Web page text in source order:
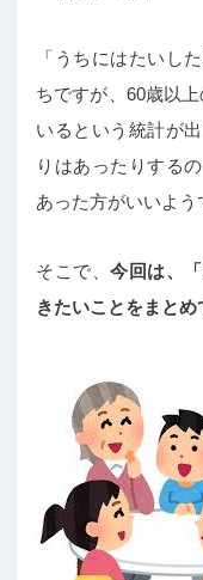
「うちにはたいし
ちですが、60歳以
いるという統計が
りはあったりする
あった方がいいよう
そこで、今回は、
きたいことをまとめ